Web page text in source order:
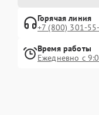
Горячая линия
+7 (800) 301-
Время работы
Ежедневно с